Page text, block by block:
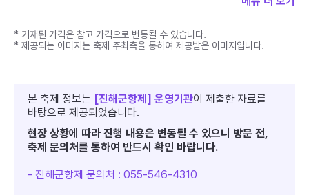
스토리텔링을 직접 들을 수 있어서 벚꽃진해가 품은 또
다른 매력에 빠져 들 수 있다.
* 기재된 가격은 참고 가격으로 변동될 수 있습니다.
* 제공되는 이미지는 축제 주최측을 통하여 제공받은 이미지입니다.
본 축제 정보는 [진해군항제] 운영기관이 제출한 자료를
바탕으로 제공되었습니다.
현장 상황에 따라 진행 내용은 변동될 수 있으니 방문 전,
축제 문의처를 통하여 반드시 확인 바랍니다.
- 진해군항제 문의처 : 055-546-4310